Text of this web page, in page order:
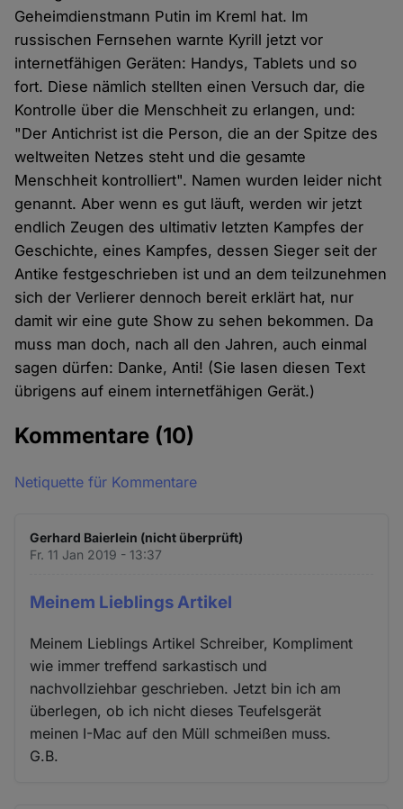
Geheimdienstmann Putin im Kreml hat. Im
russischen Fernsehen warnte Kyrill jetzt vor
internetfähigen Geräten: Handys, Tablets und so
fort. Diese nämlich stellten einen Versuch dar, die
Kontrolle über die Menschheit zu erlangen, und:
"Der Antichrist ist die Person, die an der Spitze des
weltweiten Netzes steht und die gesamte
Menschheit kontrolliert". Namen wurden leider nicht
genannt. Aber wenn es gut läuft, werden wir jetzt
endlich Zeugen des ultimativ letzten Kampfes der
Geschichte, eines Kampfes, dessen Sieger seit der
Antike festgeschrieben ist und an dem teilzunehmen
sich der Verlierer dennoch bereit erklärt hat, nur
damit wir eine gute Show zu sehen bekommen. Da
muss man doch, nach all den Jahren, auch einmal
sagen dürfen: Danke, Anti! (Sie lasen diesen Text
übrigens auf einem internetfähigen Gerät.)
Kommentare (10)
Netiquette für Kommentare
Gerhard Baierlein (nicht überprüft)
Fr. 11 Jan 2019 - 13:37
Meinem Lieblings Artikel
Meinem Lieblings Artikel Schreiber, Kompliment
wie immer treffend sarkastisch und
nachvollziehbar geschrieben. Jetzt bin ich am
überlegen, ob ich nicht dieses Teufelsgerät
meinen I-Mac auf den Müll schmeißen muss.
G.B.